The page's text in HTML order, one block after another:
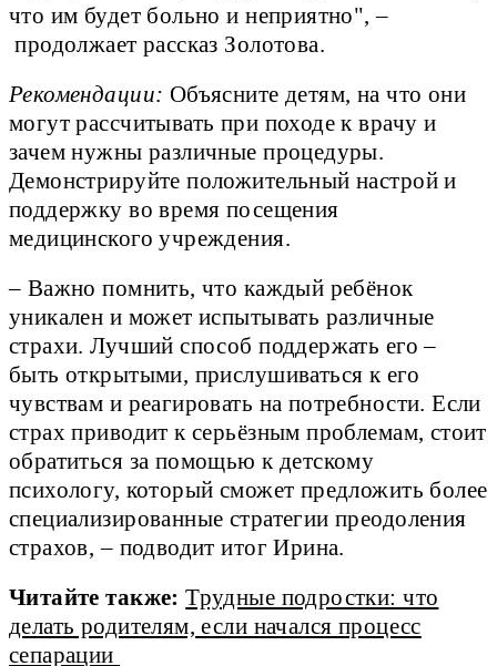
что им будет больно и неприятно", –
продолжает рассказ Золотова.
Рекомендации: Объясните детям, на что они
могут рассчитывать при походе к врачу и
зачем нужны различные процедуры.
Демонстрируйте положительный настрой и
поддержку во время посещения
медицинского учреждения.
– Важно помнить, что каждый ребёнок
уникален и может испытывать различные
страхи. Лучший способ поддержать его –
быть открытыми, прислушиваться к его
чувствам и реагировать на потребности. Если
страх приводит к серьёзным проблемам, стоит
обратиться за помощью к детскому
психологу, который сможет предложить более
специализированные стратегии преодоления
страхов, – подводит итог Ирина.
Читайте также:Трудные подростки: что
делать родителям, если начался процесс
сепарации